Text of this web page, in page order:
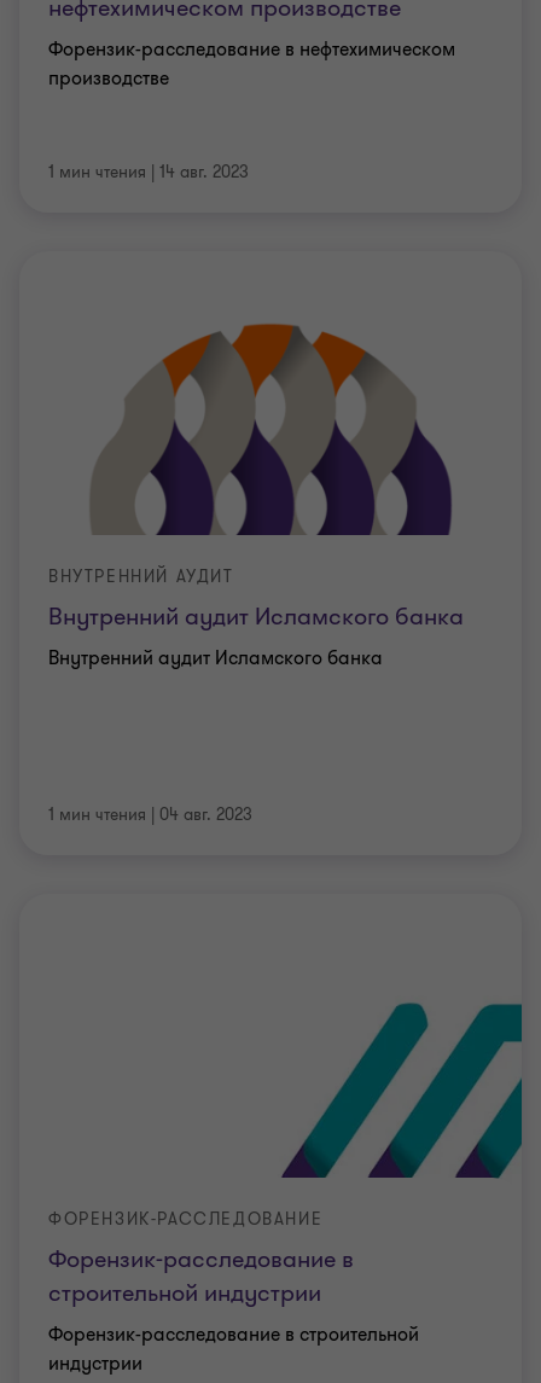
нефтехимическом производстве
Форензик-расследование в нефтехимическом
производстве
1 мин чтения | 14 авг. 2023
Внутренний аудит Исламского банка
ВНУТРЕННИЙ АУДИТ
Внутренний аудит Исламского банка
1 мин чтения | 04 авг. 2023
Форензик-расследование в
строительной индустрии
ФОРЕНЗИК-РАССЛЕДОВАНИЕ
Форензик-расследование в строительной
индустрии